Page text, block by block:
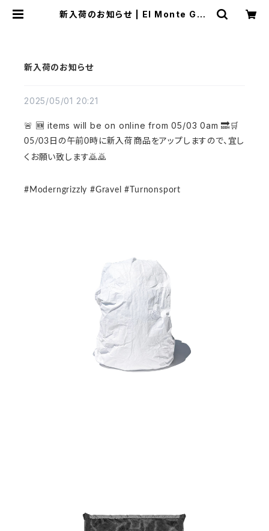
新入荷のお知らせ | El Monte Gea
新入荷のお知らせ
2025/05/01 20:21
🚨 🆕 items will be on online from 05/03 0am 🔜🛒
05/03 日の午前0時に新入荷商品をアップしますので、宜し
くお願い致します🙇🙇
#Moderngrizzly #Gravel #Turnonsport